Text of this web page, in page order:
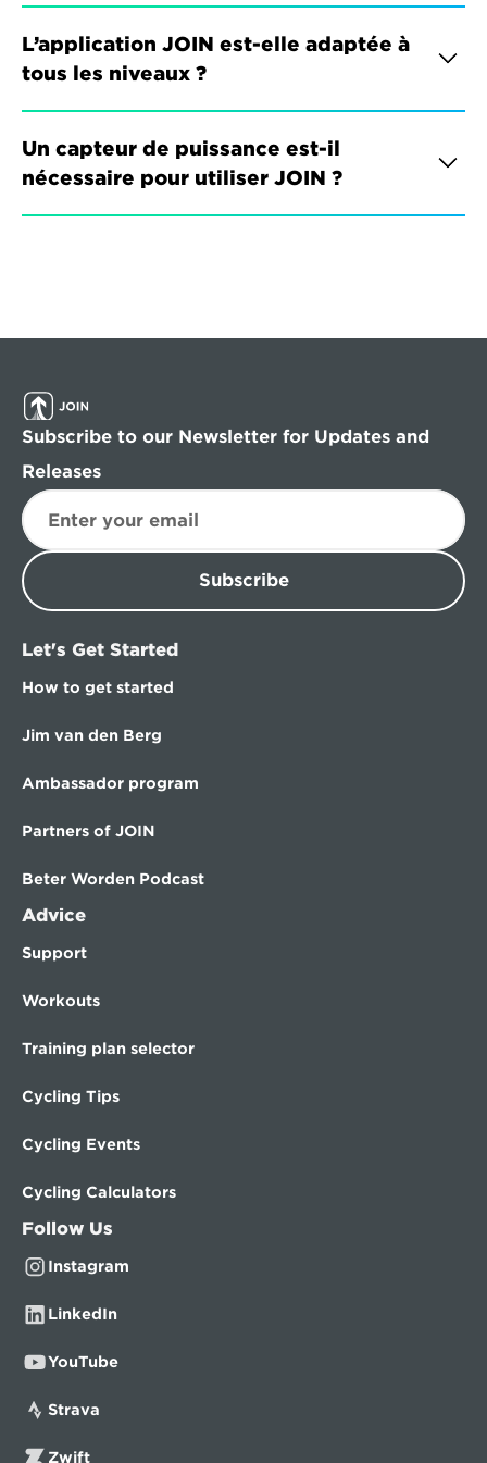
L’application JOIN est-elle adaptée à
tous les niveaux ?
Un capteur de puissance est-il
nécessaire pour utiliser JOIN ?
Subscribe to our Newsletter for Updates and
Releases
Subscribe
Let's Get Started
How to get started
Jim van den Berg
Ambassador program
Partners of JOIN
Beter Worden Podcast
Advice
Support
Workouts
Training plan selector
Cycling Tips
Cycling Events
Cycling Calculators
Follow Us
Instagram
LinkedIn
YouTube
Strava
Zwift